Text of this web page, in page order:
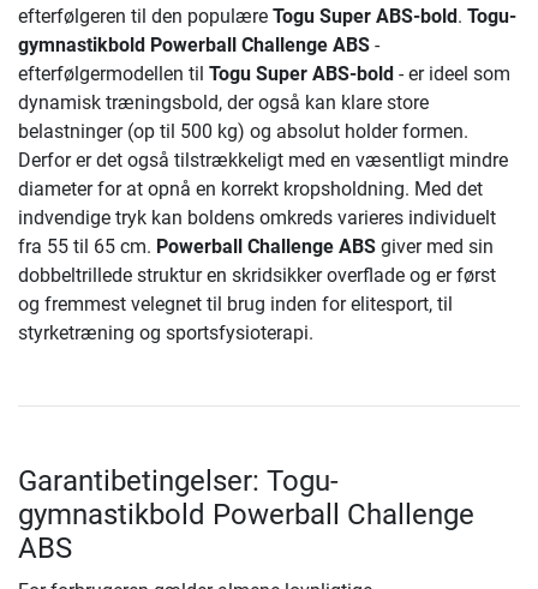
efterfølgeren til den populære Togu Super ABS-bold. Togu-
gymnastikbold Powerball Challenge ABS -
efterfølgermodellen til Togu Super ABS-bold - er ideel som
dynamisk træningsbold, der også kan klare store
belastninger (op til 500 kg) og absolut holder formen.
Derfor er det også tilstrækkeligt med en væsentligt mindre
diameter for at opnå en korrekt kropsholdning. Med det
indvendige tryk kan boldens omkreds varieres individuelt
fra 55 til 65 cm. Powerball Challenge ABS giver med sin
dobbeltrillede struktur en skridsikker overflade og er først
og fremmest velegnet til brug inden for elitesport, til
styrketræning og sportsfysioterapi.
Garantibetingelser: Togu-
gymnastikbold Powerball Challenge
ABS